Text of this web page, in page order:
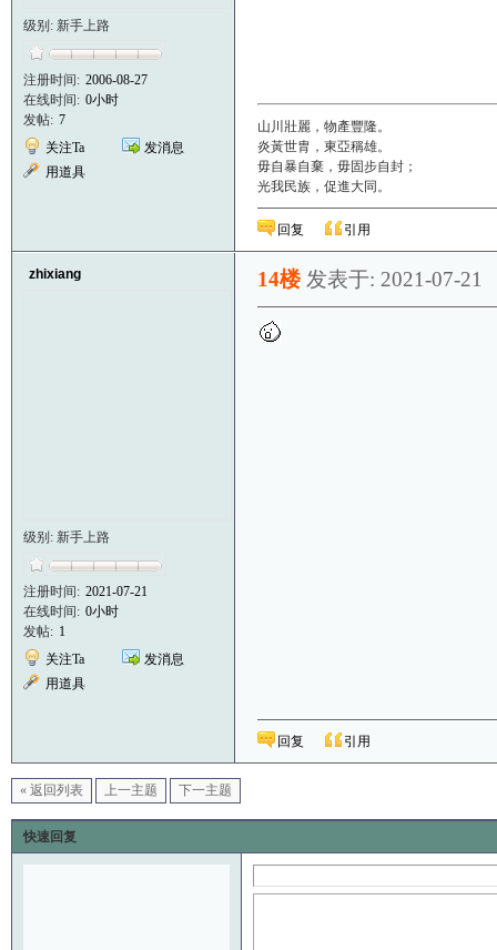
级别: 新手上路
注册时间: 2006-08-27
在线时间: 0小时
发帖: 7
关注Ta
发消息
用道具
山川壯麗，物產豐隆。
炎黃世胄，東亞稱雄。
毋自暴自棄，毋固步自封；
光我民族，促進大同。
回复 引用
zhixiang
级别: 新手上路
注册时间: 2021-07-21
在线时间: 0小时
发帖: 1
关注Ta
发消息
用道具
14楼 发表于: 2021-07-21
回复 引用
« 返回列表 上一主题 下一主题
快速回复